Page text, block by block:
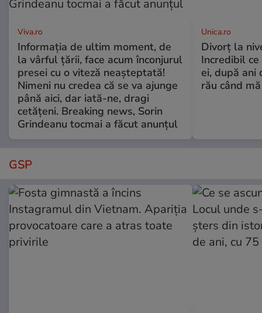
Viva.ro
Informația de ultim moment, de
la vârful țării, face acum înconjurul
presei cu o viteză neașteptată!
Nimeni nu credea că se va ajunge
până aici, dar iată-ne, dragi
cetățeni. Breaking news, Sorin
Grindeanu tocmai a făcut anunțul
Unica.ro
Divorț la
Incredibil
ei, după ani
rău când
GSP